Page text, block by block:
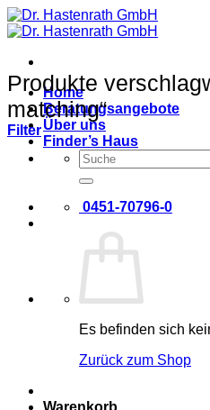
Zum
Inhalt
Home
Beratungsangebote
Über uns
Finder’s Haus
Suche
nach:
0451-70796-0
Es befinden sich
Zurück zum Shop
Warenkorb
Produkte
matching“
Filter